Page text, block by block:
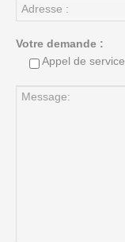
Votre demande :
Appel de service